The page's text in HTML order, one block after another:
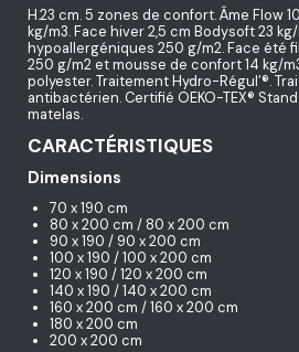
H.23 cm. 5 zones de confort. Âme Flow
kg/m3. Face hiver 2,5 cm Bodysoft 23
hypoallergéniques 250 g/m2. Face été
250 g/m2 et mousse de confort 14 kg/
polyester. Traitement Hydro-Régul’®.
antibactérien. Certifié OEKO-TEX®
matelas.
CARACTÉRISTIQUES
Dimensions
70 x 190 cm
80 x 200 cm / 80 x 200 cm
90 x 190 / 90 x 200 cm
100 x 190 / 100 x 200 cm
120 x 190 / 120 x 200 cm
140 x 190 / 140 x 200 cm
160 x 200 cm / 160 x 200 cm
180 x 200 cm
200 x 200 cm